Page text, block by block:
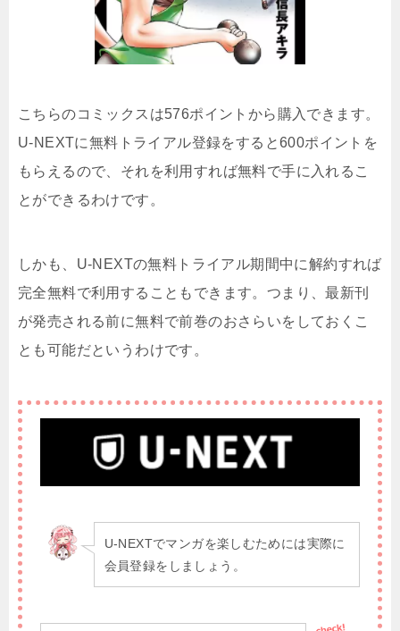
こちらのコミックスは576ポイントから購入できます。
U-NEXTに無料トライアル登録をすると600ポイントを
もらえるので、それを利用すれば無料で手に入れるこ
とができるわけです。
しかも、U-NEXTの無料トライアル期間中に解約すれば
完全無料で利用することもできます。つまり、最新刊
が発売される前に無料で前巻のおさらいをしておくこ
とも可能だというわけです。
U-NEXTでマンガを楽しむためには実際に
会員登録をしましょう。